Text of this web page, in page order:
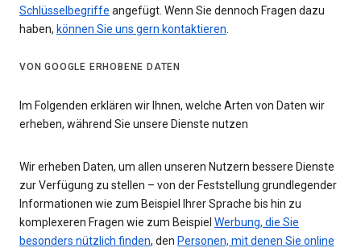
Schlüsselbegriffe angefügt. Wenn Sie dennoch Fragen dazu
haben, können Sie uns gern kontaktieren.
VON GOOGLE ERHOBENE DATEN
Im Folgenden erklären wir Ihnen, welche Arten von Daten wir
erheben, während Sie unsere Dienste nutzen
Wir erheben Daten, um allen unseren Nutzern bessere Dienste
zur Verfügung zu stellen – von der Feststellung grundlegender
Informationen wie zum Beispiel Ihrer Sprache bis hin zu
komplexeren Fragen wie zum Beispiel Werbung, die Sie
besonders nützlich finden, den Personen, mit denen Sie online